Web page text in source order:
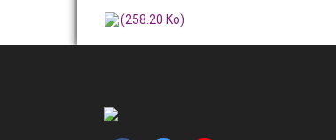
(258.20 Ko)